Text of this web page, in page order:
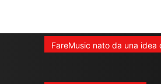
FareMusic nato da una idea